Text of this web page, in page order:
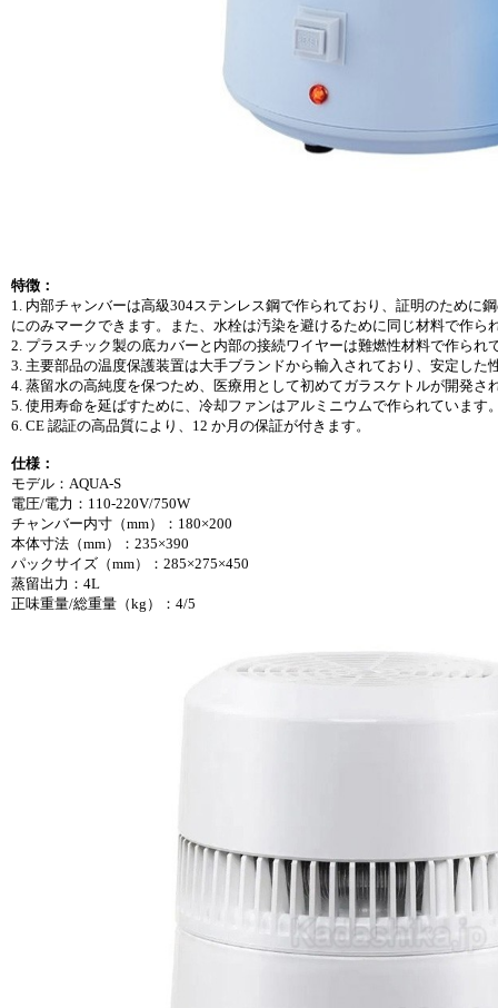
特徴：
1. 内部チャンバーは高級304ステンレス鋼で作られており、証明のため
にのみマークできます。また、水栓は汚染を避けるために同じ材料で作ら
2. プラスチック製の底カバーと内部の接続ワイヤーは難燃性材料で作られ
3. 主要部品の温度保護装置は大手ブランドから輸入されており、安定した
4. 蒸留水の高純度を保つため、医療用として初めてガラスケトルが開発さ
5. 使用寿命を延ばすために、冷却ファンはアルミニウムで作られています
6. CE 認証の高品質により、12 か月の保証が付きます。
仕様：
モデル：AQUA-S
電圧/電力：110-220V/750W
チャンバー内寸（mm）：180×200
本体寸法（mm）：235×390
パックサイズ（mm）：285×275×450
蒸留出力：4L
正味重量/総重量（kg）：4/5